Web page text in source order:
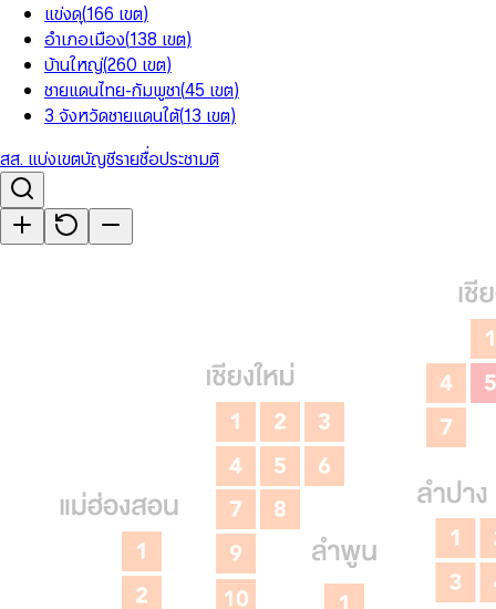
แข่งดุ(166 เขต)
อำเภอเมือง(138 เขต)
บ้านใหญ่(260 เขต)
ชายแดนไทย-กัมพูชา(45 เขต)
3 จังหวัดชายแดนใต้(13 เขต)
สส. แบ่งเขตบัญชีรายชื่อประชามติ